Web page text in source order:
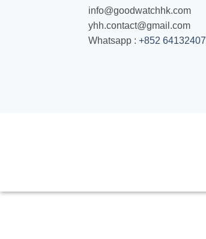
info@goodwatchhk.com
yhh.contact@gmail.com
Whatsapp : +852 64132407